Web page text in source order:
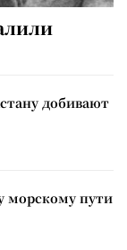
добивают
морскому пути